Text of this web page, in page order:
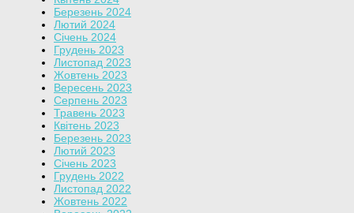
Березень 2024
Лютий 2024
Січень 2024
Грудень 2023
Листопад 2023
Жовтень 2023
Вересень 2023
Серпень 2023
Травень 2023
Квітень 2023
Березень 2023
Лютий 2023
Січень 2023
Грудень 2022
Листопад 2022
Жовтень 2022